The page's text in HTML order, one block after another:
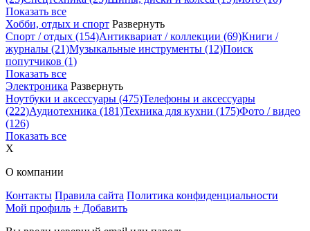
Показать все
Хобби, отдых и спорт Развернуть
Спорт / отдых (154)Антиквариат / коллекции (69)Книги /
журналы (21)Музыкальные инструменты (12)Поиск
попутчиков (1)
Показать все
Электроника Развернуть
Ноутбуки и аксессуары (475)Телефоны и аксессуары
(222)Аудиотехника (181)Техника для кухни (175)Фото / видео
(126)
Показать все
X
О компании
Контакты Правила сайта Политика конфиденциальности
Мой профиль + Добавить